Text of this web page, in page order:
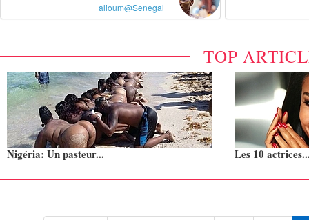
alioum@Senegal
TOP
Nigéria: Un pasteur... Les 10